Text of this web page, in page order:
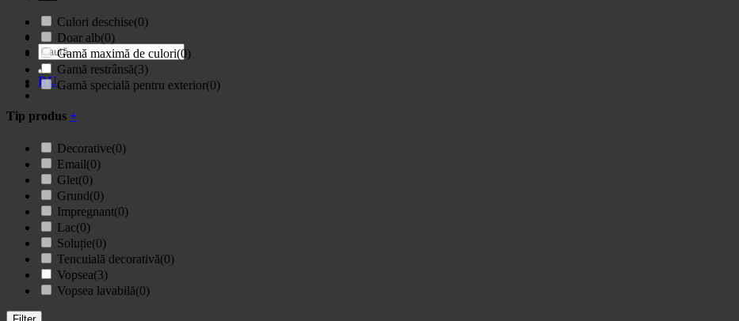
Caută
după:
RU
Culori deschise(0)
Doar alb(0)
Gamă maximă de culori(0)
Gamă restrânsă(3)
Gamă specială pentru exterior(0)
Tip produs +
Decorative(0)
Email(0)
Glet(0)
Grund(0)
Impregnant(0)
Lac(0)
Soluție(0)
Tencuială decorativă(0)
Vopsea(3)
Vopsea lavabilă(0)